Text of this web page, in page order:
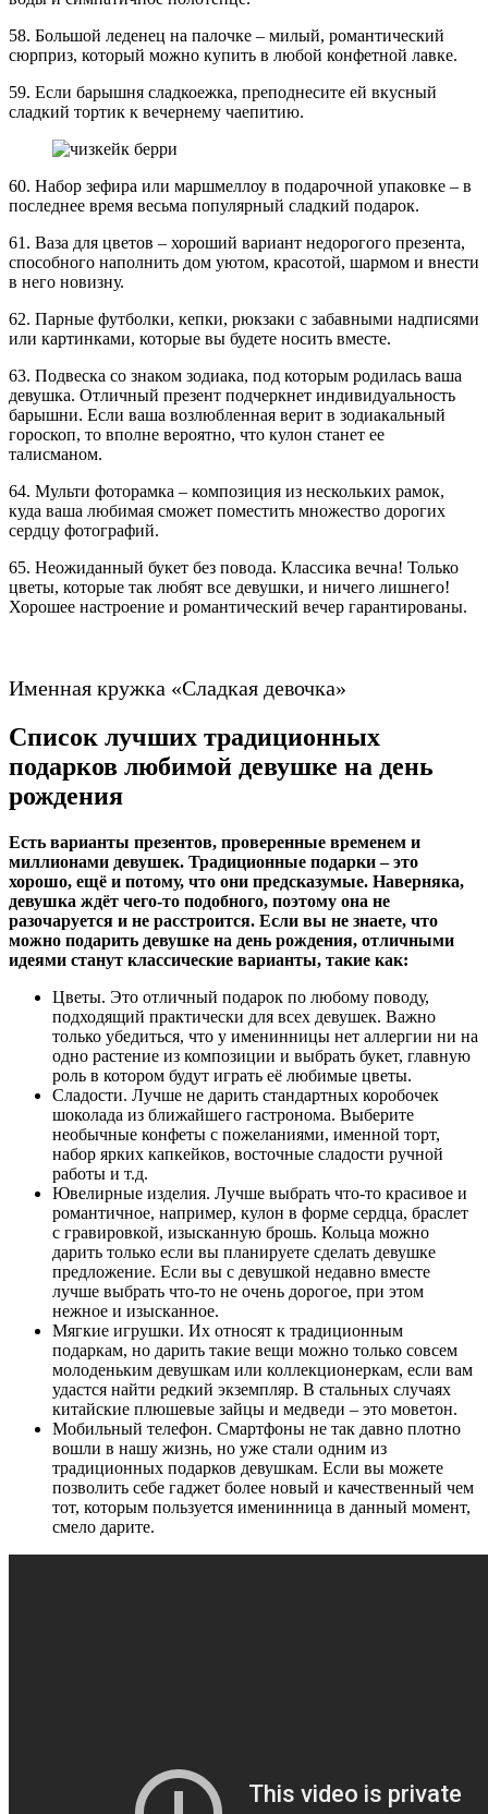
58. Большой леденец на палочке – милый, романтический
сюрприз, который можно купить в любой конфетной лавке.
59. Если барышня сладкоежка, преподнесите ей вкусный
сладкий тортик к вечернему чаепитию.
60. Набор зефира или маршмеллоу в подарочной упаковке – в
последнее время весьма популярный сладкий подарок.
61. Ваза для цветов – хороший вариант недорогого презента,
способного наполнить дом уютом, красотой, шармом и внести
в него новизну.
62. Парные футболки, кепки, рюкзаки с забавными надписями
или картинками, которые вы будете носить вместе.
63. Подвеска со знаком зодиака, под которым родилась ваша
девушка. Отличный презент подчеркнет индивидуальность
барышни. Если ваша возлюбленная верит в зодиакальный
гороскоп, то вполне вероятно, что кулон станет ее
талисманом.
64. Мульти фоторамка – композиция из нескольких рамок,
куда ваша любимая сможет поместить множество дорогих
сердцу фотографий.
65. Неожиданный букет без повода. Классика вечна! Только
цветы, которые так любят все девушки, и ничего лишнего!
Хорошее настроение и романтический вечер гарантированы.
Именная кружка «Сладкая девочка»
Список лучших традиционных
подарков любимой девушке на день
рождения
Есть варианты презентов, проверенные временем и
миллионами девушек. Традиционные подарки – это
хорошо, ещё и потому, что они предсказумые. Наверняка,
девушка ждёт чего-то подобного, поэтому она не
разочаруется и не расстроится. Если вы не знаете, что
можно подарить девушке на день рождения, отличными
идеями станут классические варианты, такие как:
Цветы. Это отличный подарок по любому поводу,
подходящий практически для всех девушек. Важно
только убедиться, что у именинницы нет аллергии ни на
одно растение из композиции и выбрать букет, главную
роль в котором будут играть её любимые цветы.
Сладости. Лучше не дарить стандартных коробочек
шоколада из ближайшего гастронома. Выберите
необычные конфеты с пожеланиями, именной торт,
набор ярких капкейков, восточные сладости ручной
работы и т.д.
Ювелирные изделия. Лучше выбрать что-то красивое и
романтичное, например, кулон в форме сердца, браслет
с гравировкой, изысканную брошь. Кольца можно
дарить только если вы планируете сделать девушке
предложение. Если вы с девушкой недавно вместе
лучше выбрать что-то не очень дорогое, при этом
нежное и изысканное.
Мягкие игрушки. Их относят к традиционным
подаркам, но дарить такие вещи можно только совсем
молоденьким девушкам или коллекционеркам, если вам
удастся найти редкий экземпляр. В стальных случаях
китайские плюшевые зайцы и медведи – это моветон.
Мобильный телефон. Смартфоны не так давно плотно
вошли в нашу жизнь, но уже стали одним из
традиционных подарков девушкам. Если вы можете
позволить себе гаджет более новый и качественный чем
тот, которым пользуется именинница в данный момент,
смело дарите.